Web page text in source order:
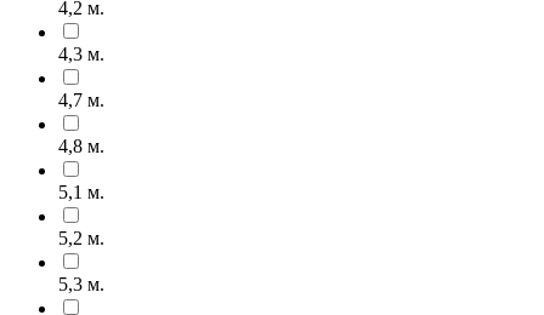
4,2 м.
4,3 м.
4,7 м.
4,8 м.
5,1 м.
5,2 м.
5,3 м.